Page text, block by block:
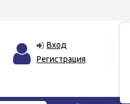
Вход
Регистрация